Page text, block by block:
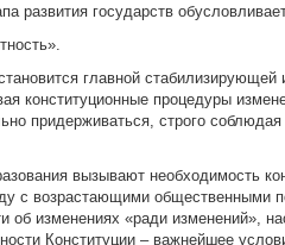
развития государств
главной
конституционные процедуры
придерживаться, строго
вызывают необходимость
с возрастающими общественными
изменениях «ради изменений»,
Конституции – важнейшее